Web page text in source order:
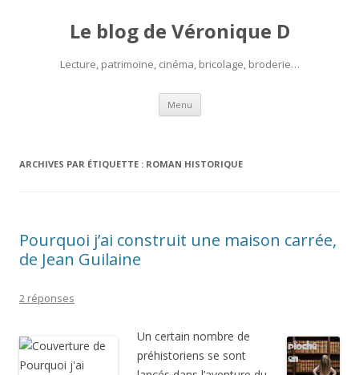
Le blog de Véronique D
Lecture, patrimoine, cinéma, bricolage, broderie…
Menu Aller
contenu
ARCHIVES PAR ÉTIQUETTE : ROMAN HISTORIQUE
Pourquoi j’ai construit une maison carrée,
de Jean Guilaine
2 réponses
Un certain nombre de
préhistoriens se sont